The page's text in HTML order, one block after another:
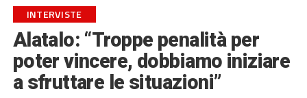
INTERVISTE
Alatalo: “Troppe penalità per
poter vincere, dobbiamo iniziare
a sfruttare le situazioni”